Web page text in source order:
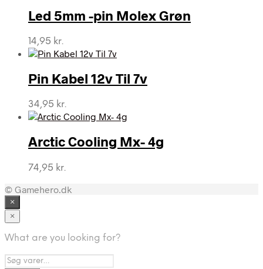
Led 5mm -pin Molex Grøn
14,95 kr.
Pin Kabel 12v Til 7v
34,95 kr.
Arctic Cooling Mx- 4g
74,95 kr.
© Gamehero.dk
×
×
What are you looking for?